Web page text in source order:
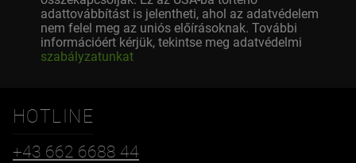
adattovábbítást is jelentheti, ahol az adatvédelem
nem felel meg az uniós előírásoknak. További
információért kérjük, tekintse meg adatvédelmi
szabályzatunkat
HOTLINE
+43 662 6688 44